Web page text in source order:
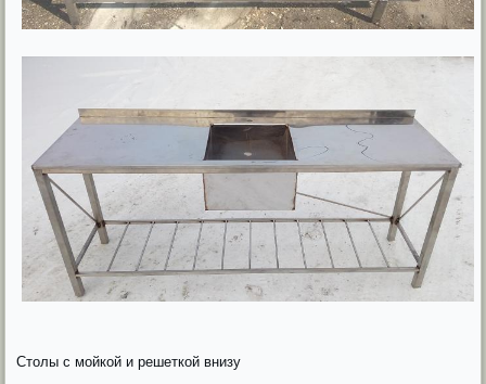
Столы с мойкой и решеткой внизу